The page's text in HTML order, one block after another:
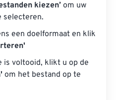
kiezen’om uw
selecteren.
een doelformaat en klik
is voltooid, klikt u op de
om het bestand op te